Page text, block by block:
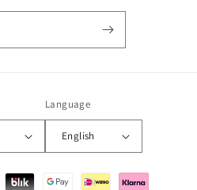
Language
English